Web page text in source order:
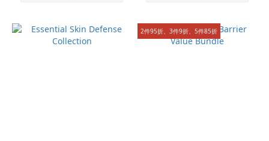
2件95折、3件9折、5件85折